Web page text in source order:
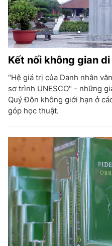
Kết nối không gian
"Hệ giá trị của Danh nhân
sơ trình UNESCO" - những
Quý Đôn không giới hạn ở
góp học thuật.